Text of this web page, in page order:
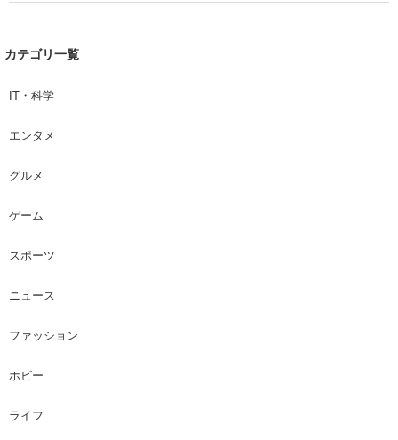
カテゴリ一覧
IT・科学
エンタメ
グルメ
ゲーム
スポーツ
ニュース
ファッション
ホビー
ライフ